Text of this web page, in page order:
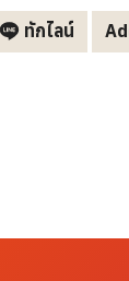
ทักไลน์